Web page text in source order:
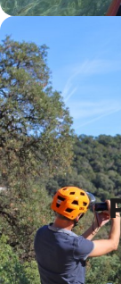
Pleine nature